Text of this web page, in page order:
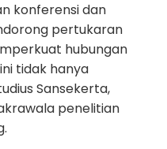
konferensi dan
pertukaran
hubungan
tidak hanya
Sansekerta,
penelitian